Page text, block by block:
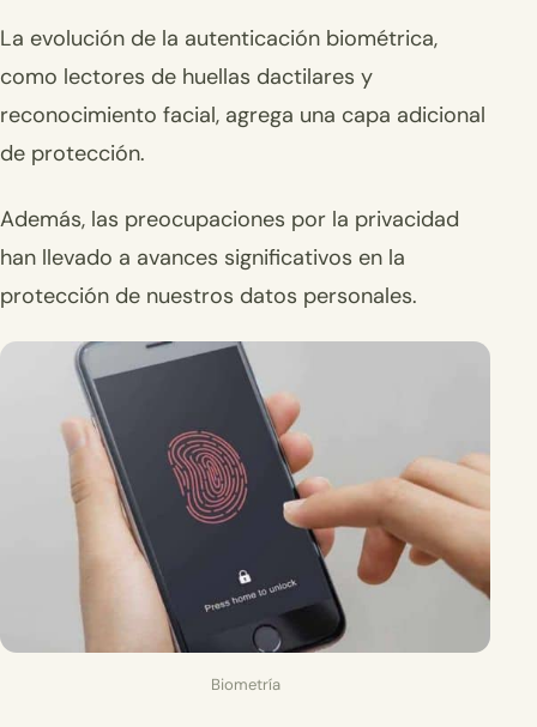
La evolución de la autenticación biométrica,
como lectores de huellas dactilares y
reconocimiento facial, agrega una capa adicional
de protección.
Además, las preocupaciones por la privacidad
han llevado a avances significativos en la
protección de nuestros datos personales.
Biometría